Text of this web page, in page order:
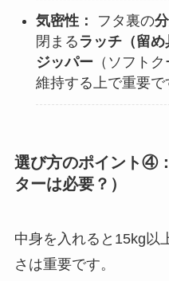
気密性： フタ裏の
閉まる ラッチ（留め
ジッパー （ソフト
維持する上で重要で
選び方のポイント④
ターは必要？）
中身を入れると15kg以
さは重要です。